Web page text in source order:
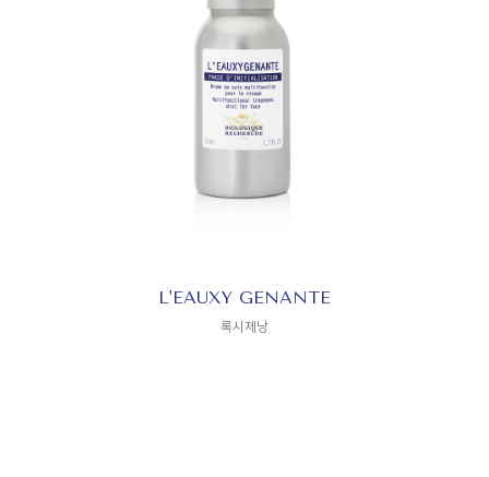
L'EAUXY GENANTE
록시제낭